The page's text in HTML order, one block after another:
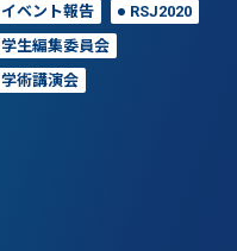
イベント報告 RSJ2020
学生編集委員会
学術講演会